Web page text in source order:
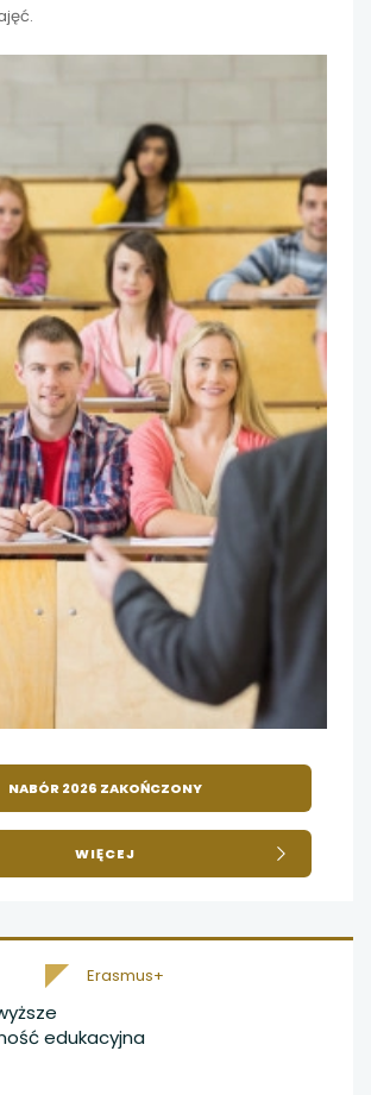
uwaga, link otwiera się w nowej karcie
uwaga, link otwiera się w nowej karcie
uwaga, link otwiera się w nowej karcie
uwaga, link otwiera się w nowej karcie
uwaga, link otwiera się w nowej karcie
uwaga, link otwiera się w nowej karcie
uwaga, link otwiera się w nowej karcie
uwaga, link otwiera się w nowej karcie
uwaga, link otwiera się w nowej karcie
uwaga, link otwiera się w nowej karcie
uwaga, link otwiera się w nowej karcie
uwaga, link otwiera się w nowej karcie
uwaga, link otwiera się w nowej karcie
NABÓR 2026 ZAKOŃCZONY
WIĘCEJO
WYJEDŹ
Erasmus+
edukacyjna